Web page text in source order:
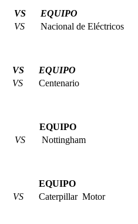
VS
EQUIPO
VS Nacional de Eléctricos
VS
EQUIPO
VS Centenario
EQUIPO
VS Nottingham
EQUIPO
VS Caterpillar Motor